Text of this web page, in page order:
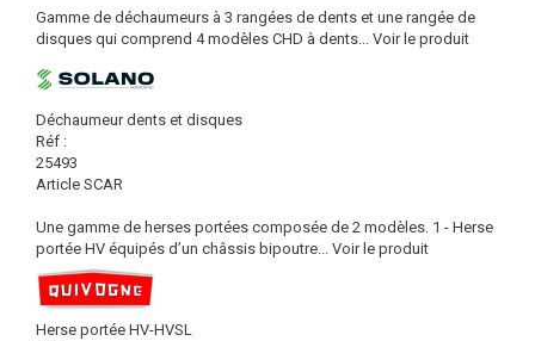
Gamme de déchaumeurs à 3 rangées de dents et une rangée de
disques qui comprend 4 modèles CHD à dents... Voir le produit
Déchaumeur dents et disques
Réf :
25493
Article SCAR
Une gamme de herses portées composée de 2 modèles. 1 - Herse
portée HV équipés d’un châssis bipoutre... Voir le produit
Herse portée HV-HVSL